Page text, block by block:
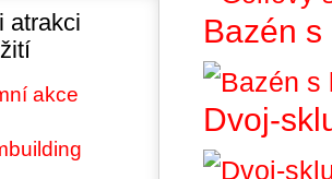
Bazén
Dvoj-
atrakci
akce